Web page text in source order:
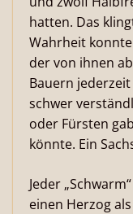
hatten. Das
Wahrheit
der von ihnen
Bauern
schwer
oder Fürsten
könnte. Ein
Jeder
einen Herzog